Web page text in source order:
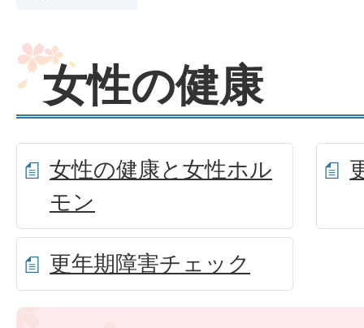
女性の健康
女性の健康と女性ホル
モン
更年期障害チェック